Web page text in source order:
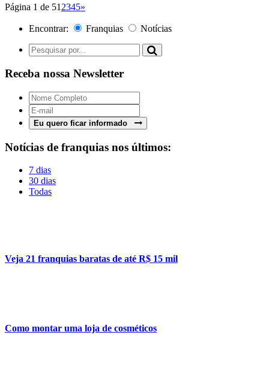
Página 1 de 51 2345»
Encontrar: Franquias Notícias
Receba nossa Newsletter
Eu quero ficar informado
Notícias de franquias nos últimos:
7 dias
30 dias
Todas
Veja 21 franquias baratas de até R$ 15 mil
Como montar uma loja de cosméticos